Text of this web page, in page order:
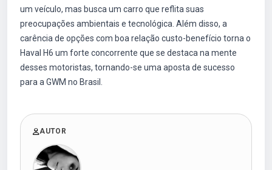
um veículo, mas busca um carro que reflita suas
preocupações ambientais e tecnológica. Além disso, a
carência de opções com boa relação custo-benefício torna o
Haval H6 um forte concorrente que se destaca na mente
desses motoristas, tornando-se uma aposta de sucesso
para a GWM no Brasil.
AUTOR